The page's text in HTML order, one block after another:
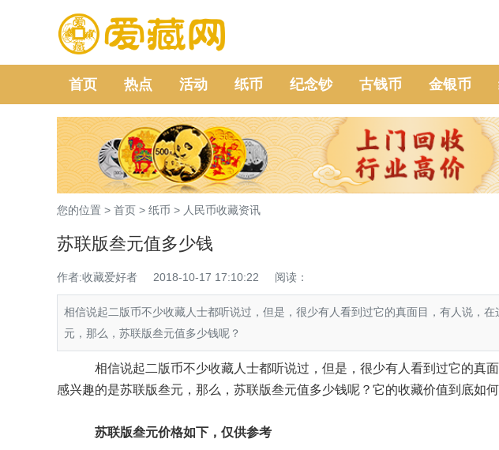
首页 热点 活动 纸币 纪念钞 古钱币 金银币
您的位置 > 首页 > 纸币 > 人民币收藏资讯
苏联版叁元值多少钱
作者:收藏爱好者 2018-10-17 17:10:22 阅读：
相信说起二版币不少收藏人士都听说过，但是，很少有人看到过它的真面目，有人说，
元，那么，苏联版叁元值多少钱呢？
相信说起二版币不少收藏人士都听说过，但是，很少有人看到过它的真
感兴趣的是苏联版叁元，那么，苏联版叁元值多少钱呢？它的收藏价值到底如
苏联版叁元价格如下，仅供参考